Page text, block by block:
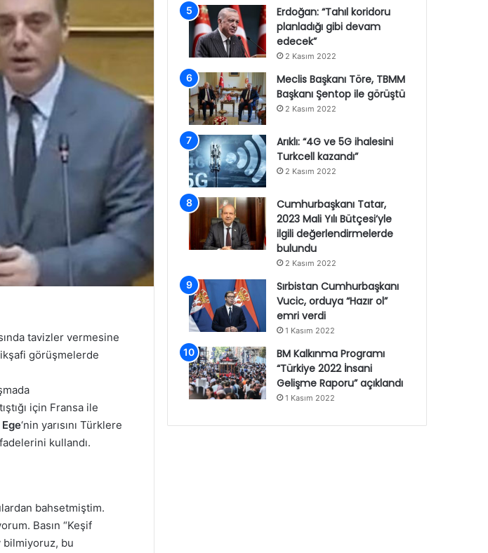
tavizler vermesine
görüşmelerde
için Fransa ile
Ege‘nin yarısını Türklere
kullandı.
bahsetmiştim.
Basın “Keşif
bilmiyoruz, bu
Erdoğan: “Tahıl koridoru
planladığı gibi devam
edecek”
2 Kasım 2022
Meclis Başkanı Töre, TBMM
Başkanı Şentop ile görüştü
2 Kasım 2022
Arıklı: “4G ve 5G ihalesini
Turkcell kazandı”
2 Kasım 2022
Cumhurbaşkanı Tatar,
2023 Mali Yılı Bütçesi’yle
ilgili değerlendirmelerde
bulundu
2 Kasım 2022
Sırbistan Cumhurbaşkanı
Vucic, orduya “Hazır ol”
emri verdi
1 Kasım 2022
BM Kalkınma Programı
“Türkiye 2022 İnsani
Gelişme Raporu” açıklandı
1 Kasım 2022